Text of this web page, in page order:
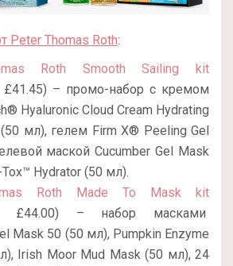
Peter Thomas Roth:
Roth Smooth Sailing kit
£41.45) – промо-набор с кремом
Hyaluronic Cloud Cream Hydrating
мл), гелем Firm X® Peeling Gel
маской Cucumber Gel Mask
Hydrator (50 мл).
Roth Made To Mask kit
£44.00) – набор масками
Mask 50 (50 мл), Pumpkin Enzyme
Irish Moor Mud Mask (50 мл), 24